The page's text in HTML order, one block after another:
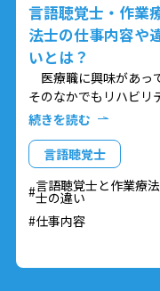
言語聴覚士・作業
法士の仕事内容や
いとは？
医療職に興味があって
そのなかでもリハビリ
ションの専門職である
療法士のいずれかに興
ある高校生の方は多い
はないでしょうか。
今回は、その中の言語
て、それぞれの仕事内
続きを読む
言語聴覚士
言語聴覚士と作業療法
士の違い
仕事内容